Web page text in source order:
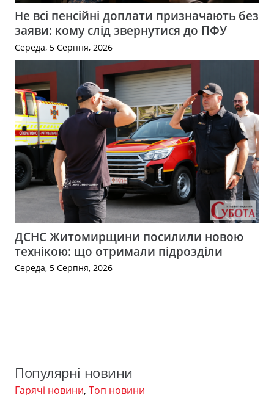
Не всі пенсійні доплати призначають без
заяви: кому слід звернутися до ПФУ
Середа, 5 Серпня, 2026
ДСНС Житомирщини посилили новою
технікою: що отримали підрозділи
Середа, 5 Серпня, 2026
Популярні новини
Гарячі новини, Топ новини